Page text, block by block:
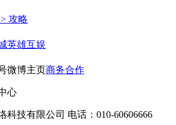
> 攻略
英雄互娱
微博主页商务合作
心
科技有限公司 电话：010-60606666